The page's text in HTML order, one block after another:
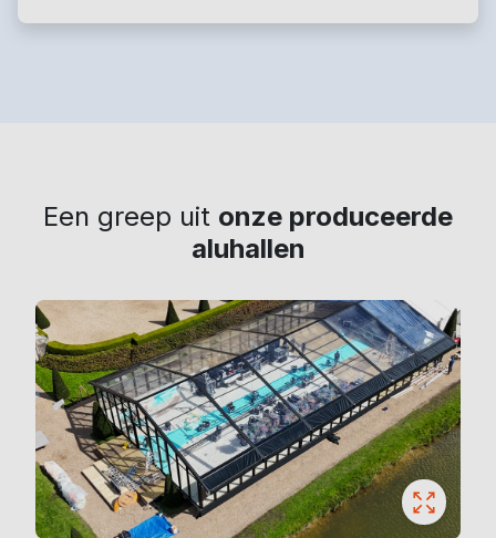
Een greep uit onze produceerde
aluhallen